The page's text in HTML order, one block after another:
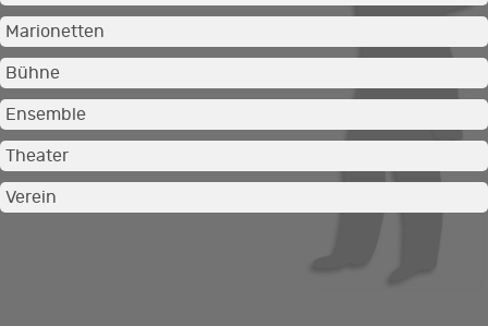
Marionetten
Bühne
Ensemble
Theater
Verein